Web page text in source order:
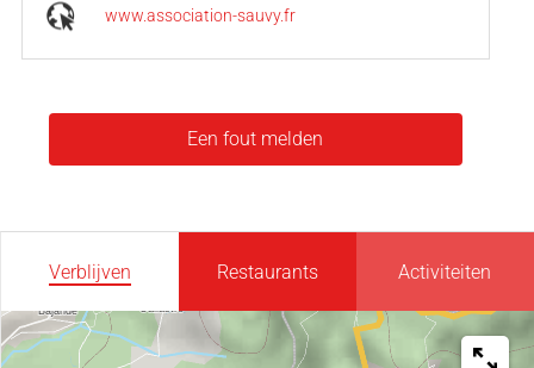
www.association-sauvy.fr
Een fout melden
Verblijven Restaurants Activiteiten